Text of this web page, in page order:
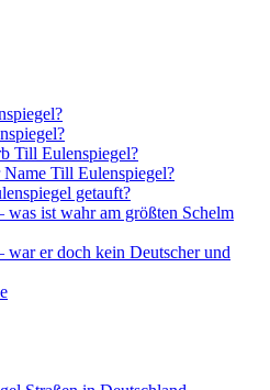
Till Eulenspiegel?
Till Eulenspiegel?
getauft?
was ist wahr am größten Schelm
war er doch kein Deutscher und